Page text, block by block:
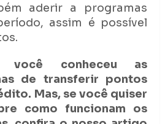
aderir a programas
assim é possível
você conheceu as
de transferir pontos
Mas, se você quiser
como funcionam os